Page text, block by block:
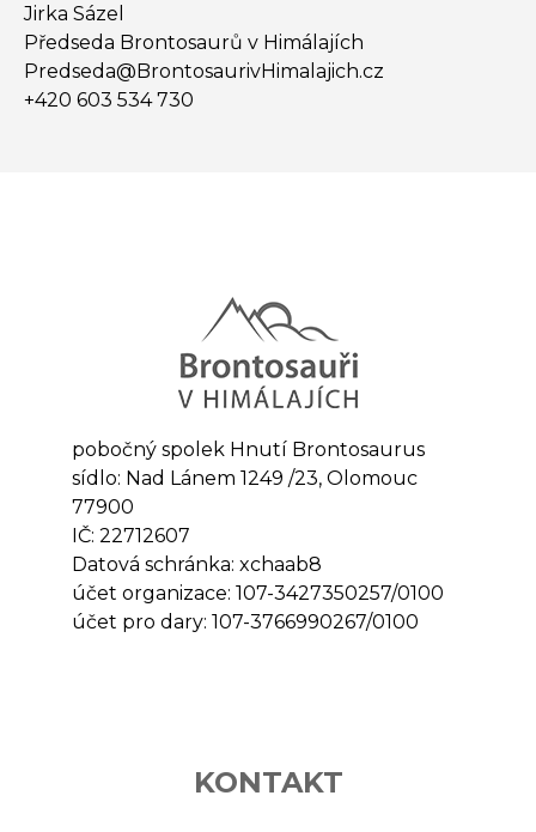
Jirka Sázel
Předseda Brontosaurů v Himálajích
Predseda@​BrontosaurivHimalajich.cz
+420 603 534 730
pobočný spolek Hnutí Brontosaurus
sídlo: Nad Lánem 1249 /23, Olomouc
77900
IČ: 22712607
Datová schránka: xchaab8
účet organizace: 107-3427350257/0100
účet pro dary: 107-3766990267/0100
KONTAKT